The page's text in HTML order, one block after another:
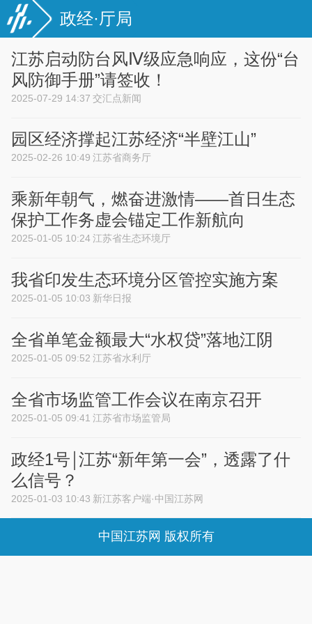
政经·厅局
江苏启动防台风Ⅳ级应急响应，这份“台
风防御手册”请签收！
2025-07-29 14:37 交汇点新闻
园区经济撑起江苏经济“半壁江山”
2025-02-26 10:49 江苏省商务厅
乘新年朝气，燃奋进激情——首日生态
保护工作务虚会锚定工作新航向
2025-01-05 10:24 江苏省生态环境厅
我省印发生态环境分区管控实施方案
2025-01-05 10:03 新华日报
全省单笔金额最大“水权贷”落地江阴
2025-01-05 09:52 江苏省水利厅
全省市场监管工作会议在南京召开
2025-01-05 09:41 江苏省市场监管局
政经1号￨江苏“新年第一会”，透露了什
么信号？
2025-01-03 10:43 新江苏客户端·中国江苏网
中国江苏网 版权所有